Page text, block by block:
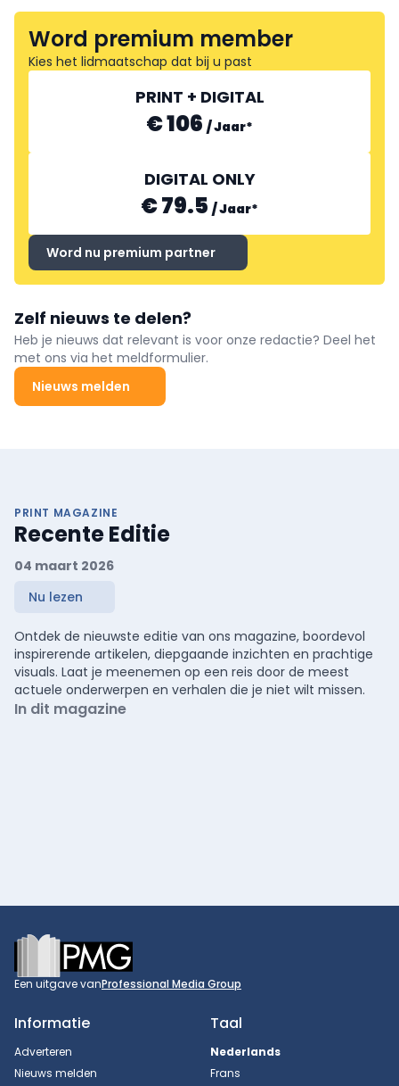
Word premium member
Kies het lidmaatschap dat bij u past
PRINT + DIGITAL
€ 106 /Jaar*
DIGITAL ONLY
€ 79.5 /Jaar*
Word nu premium partner
Zelf nieuws te delen?
Heb je nieuws dat relevant is voor onze redactie? Deel het
met ons via het meldformulier.
Nieuws melden
PRINT MAGAZINE
Recente Editie
04 maart 2026
Nu lezen
Ontdek de nieuwste editie van ons magazine, boordevol
inspirerende artikelen, diepgaande inzichten en prachtige
visuals. Laat je meenemen op een reis door de meest
actuele onderwerpen en verhalen die je niet wilt missen.
In dit magazine
Footer
Een uitgave vanProfessional Media Group
Informatie
Adverteren
Nieuws melden
Taal
Nederlands
Frans